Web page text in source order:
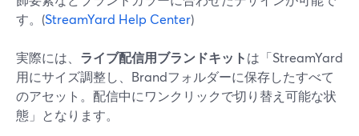
す。(StreamYard Help Center)
実際には、 ライブ配信用ブランドキットは「StreamYard
用にサイズ調整し、Brandフォルダーに保存したすべて
のアセット。配信中にワンクリックで切り替え可能な状
態」となります。